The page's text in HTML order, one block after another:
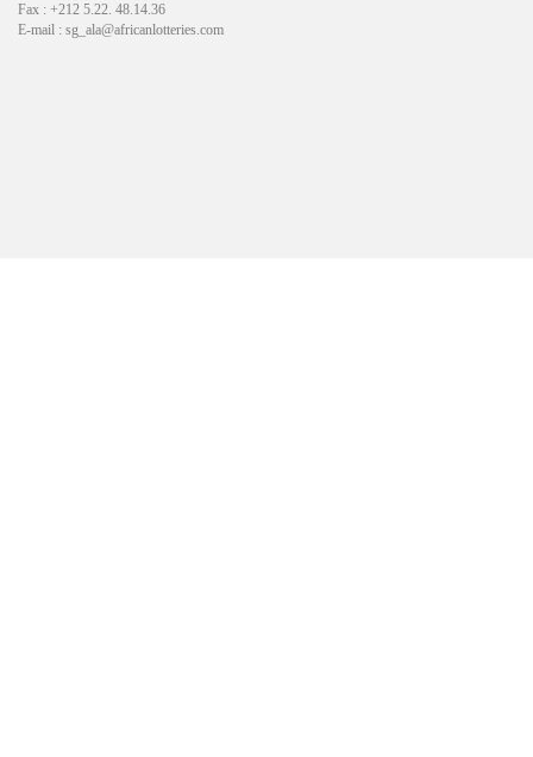
Fax : +212 5.22. 48.14.36
E-mail : sg_ala@africanlotteries.com